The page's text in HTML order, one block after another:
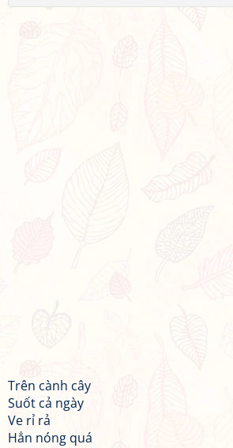
Trên cành cây
Suốt cả ngày
Ve rỉ rả
Hẳn nóng quá